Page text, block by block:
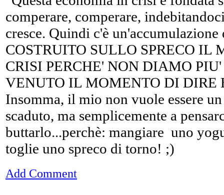
comperare, comperare,
cresce. Quindi c'è
COSTRUITO SULLO SPRECO IL
CRISI PERCHE' NON DIAMO
VENUTO IL MOMENTO DI DIRE
Insomma, il mio non vuole essere
scaduto, ma semplicemente a
buttarlo...perchè: mangiare uno
toglie uno spreco di torno! ;)
Add Comment